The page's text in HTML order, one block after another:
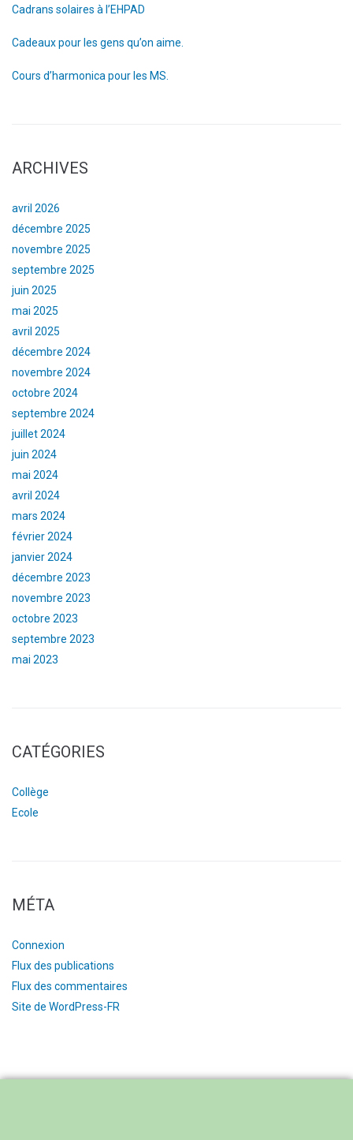
Cadrans solaires à l’EHPAD
Cadeaux pour les gens qu’on aime.
Cours d’harmonica pour les MS.
ARCHIVES
avril 2026
décembre 2025
novembre 2025
septembre 2025
juin 2025
mai 2025
avril 2025
décembre 2024
novembre 2024
octobre 2024
septembre 2024
juillet 2024
juin 2024
mai 2024
avril 2024
mars 2024
février 2024
janvier 2024
décembre 2023
novembre 2023
octobre 2023
septembre 2023
mai 2023
CATÉGORIES
Collège
Ecole
MÉTA
Connexion
Flux des publications
Flux des commentaires
Site de WordPress-FR